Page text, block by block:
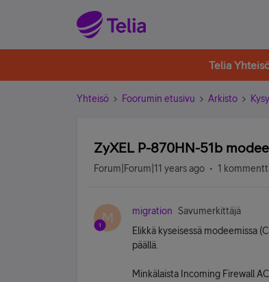
Telia
Yhteisö Foorumin etusivu Arkisto
ZyXEL P-870HN-51b
Forum|Forum|11 years ago 1 kommentti
M migration
Savumerkittäjä
Elikkä kyseisessä modeemissa
päällä.
Minkälaista Incoming Firewall